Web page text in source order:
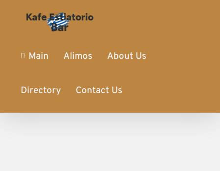
Main Alimos About Us
Directory Contact Us